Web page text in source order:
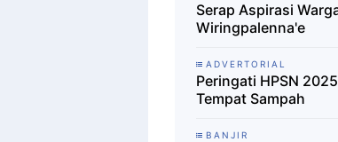
Serap Aspirasi
Wiringpalenna'e
ADVERTORIAL
Peringati HPSN
Tempat Sampah
BANJIR